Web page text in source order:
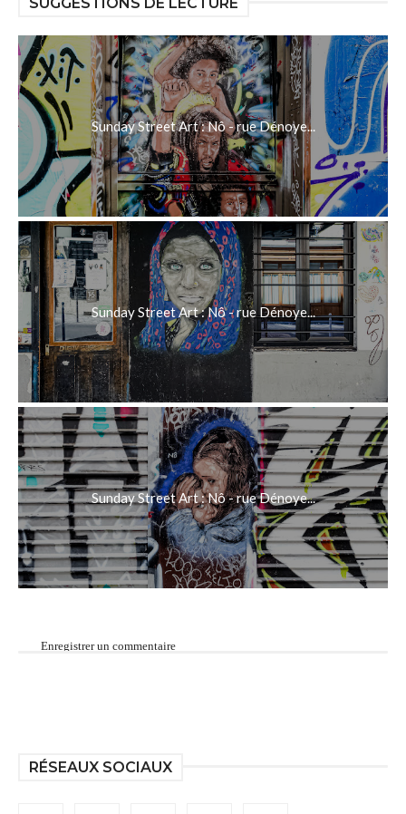
Sunday Street Art : Nô - rue Dénoye...
Sunday Street Art : Nô - rue Dénoye...
Sunday Street Art : Nô - rue Dénoye...
Enregistrer un commentaire
RÉSEAUX SOCIAUX